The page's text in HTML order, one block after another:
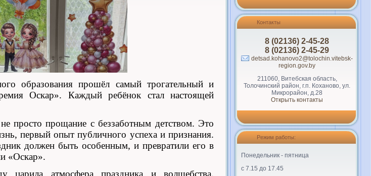
образования прошёл самый трогательный и
Оскар». Каждый ребёнок стал настоящей
просто прощание с беззаботным детством. Это
первый опыт публичного успеха и признания.
должен быть особенным, и превратили его в
«Оскар».
атмосфера праздника и волшебства.
Контакты
8 (02136) 2-45-28
8 (02136) 2-45-29
detsad.kohanovo2@tolochin.vitebsk-
region.gov.by
211060, Витебская область,
Толочинский район, г.п. Коханово, ул.
Микрорайон, д.28
Открыть контакты
Режим работы:
Понедельник - пятница
с 7.15 до 17.45